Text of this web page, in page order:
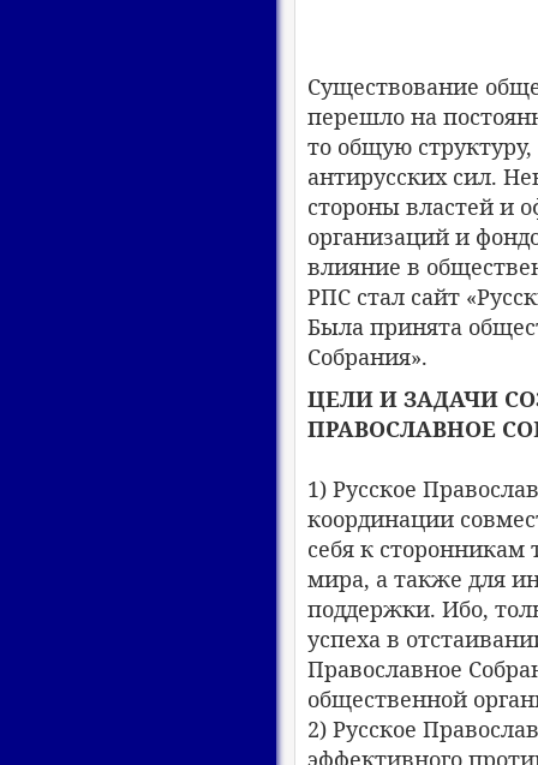
Существование
перешло на
то общую
антирусских сил.
стороны властей и
организаций и
влияние в
РПС стал сайт
Была принята
Собрания».
ЦЕЛИ И ЗАДАЧИ
ПРАВОСЛАВНОЕ
1) Русское
координации
себя к
мира, а также для
поддержки. Ибо,
успеха в
Православное
общественной
2) Русское
эффективного